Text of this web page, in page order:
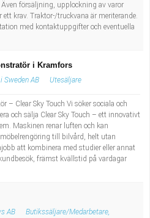
försäljning, upplockning av varor
krav. Traktor-/truckvana är meriterande.
med kontaktuppgifter och eventuella
i Kramfors
Sweden AB Utesäljare
– Clear Sky Touch Vi söker sociala och
och sälja Clear Sky Touch – ett innovativt
Maskinen renar luften och kan
till bilvård, helt utan
att kombinera med studier eller annat
främst kvällstid på vardagar
AB
Butikssäljare/Medarbetare,